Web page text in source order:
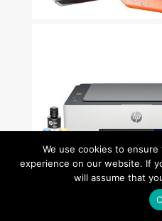
Dans la
We use cookies to
experience on our website. If
will assume that